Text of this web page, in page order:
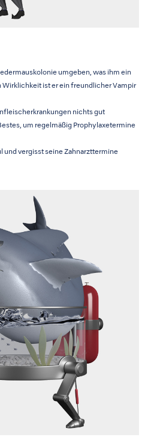
umgeben, was ihm ein
Wirklichkeit ist er ein freundlicher Vampir
nichts gut
um regelmäßig Prophylaxetermine
und vergisst seine Zahnarzttermine